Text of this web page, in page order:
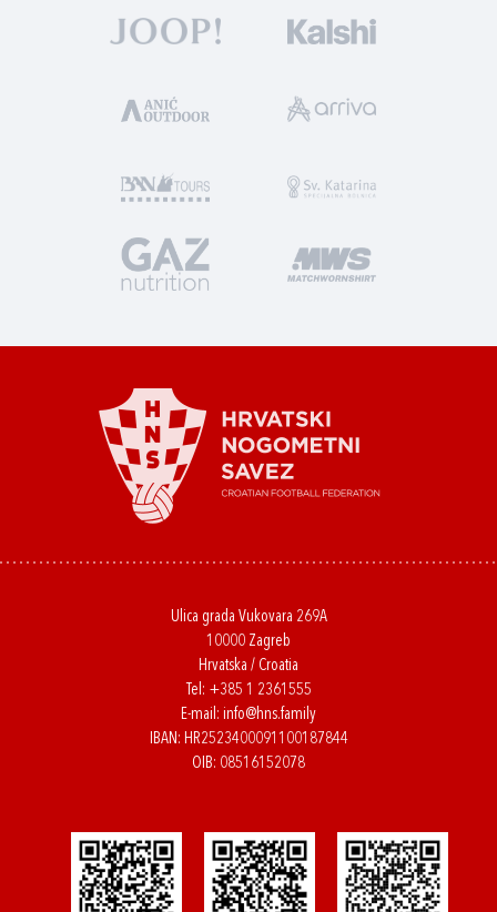
Ulica grada Vukovara 269A
10000 Zagreb
Hrvatska / Croatia
Tel: +385 1 2361555
E-mail: info@hns.family
IBAN: HR2523400091100187844
OIB: 08516152078